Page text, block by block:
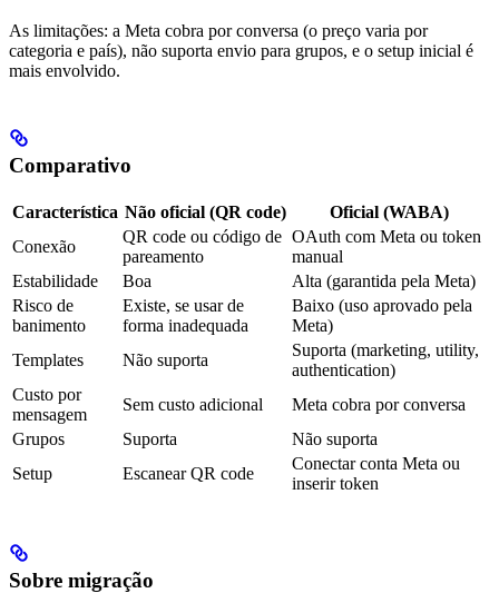
As limitações: a Meta cobra por conversa (o preço varia por
categoria e país), não suporta envio para grupos, e o setup inicial é
mais envolvido.
Comparativo
Característica Não oficial (QR code)
Oficial (WABA)
Conexão
QR code ou código de
pareamento
OAuth com Meta ou token
manual
Estabilidade
Boa
Alta (garantida pela Meta)
Risco de
banimento
Existe, se usar de
forma inadequada
Baixo (uso aprovado pela
Meta)
Templates
Não suporta
Suporta (marketing, utility,
authentication)
Custo por
mensagem
Sem custo adicional
Meta cobra por conversa
Grupos
Suporta
Não suporta
Setup
Escanear QR code
Conectar conta Meta ou
inserir token
Sobre migração